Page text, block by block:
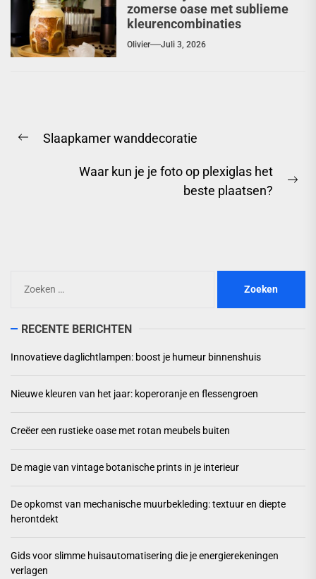
zomerse oase met sublieme
kleurencombinaties
Olivier Juli 3, 2026
Previous
Slaapkamer wanddecoratie
Waar kun je je foto op plexiglas het
beste plaatsen?
naar:
RECENTE BERICHTEN
Innovatieve daglichtlampen: boost je humeur binnenshuis
Nieuwe kleuren van het jaar: koperoranje en flessengroen
Creëer een rustieke oase met rotan meubels buiten
De magie van vintage botanische prints in je interieur
De opkomst van mechanische muurbekleding: textuur en diepte
herontdekt
Gids voor slimme huisautomatisering die je energierekeningen
verlagen